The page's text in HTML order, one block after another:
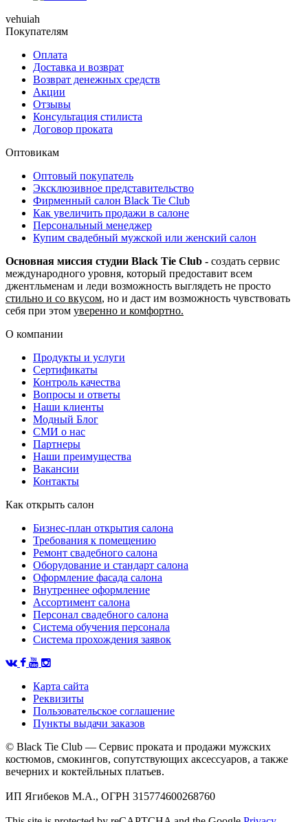
vehuiah
Покупателям
Оплата
Доставка и возврат
Возврат денежных средств
Акции
Отзывы
Консультация стилиста
Договор проката
Оптовикам
Оптовый покупатель
Эксклюзивное представительство
Фирменный салон Black Tie Club
Как увеличить продажи в салоне
Персональный менеджер
Купим свадебный мужской или женский салон
Основная миссия студии Black Tie Club - создать сервис
международного уровня, который предоставит всем
джентльменам и леди возможность выглядеть не просто
стильно и со вкусом, но и даст им возможность чувствовать
себя при этом уверенно и комфортно.
О компании
Продукты и услуги
Сертификаты
Контроль качества
Вопросы и ответы
Наши клиенты
Модный Блог
СМИ о нас
Партнеры
Наши преимущества
Вакансии
Контакты
Как открыть салон
Бизнес-план открытия салона
Требования к помещению
Ремонт свадебного салона
Оборудование и стандарт салона
Оформление фасада салона
Внутреннее оформление
Ассортимент салона
Персонал свадебного салона
Система обучения персонала
Система прохождения заявок
Карта сайта
Реквизиты
Пользовательское соглашение
Пункты выдачи заказов
© Black Tie Club — Сервис проката и продажи мужских
костюмов, смокингов, сопутствующих аксессуаров, а также
вечерних и коктейльных платьев.
ИП Ягибеков М.А., ОГРН 315774600268760